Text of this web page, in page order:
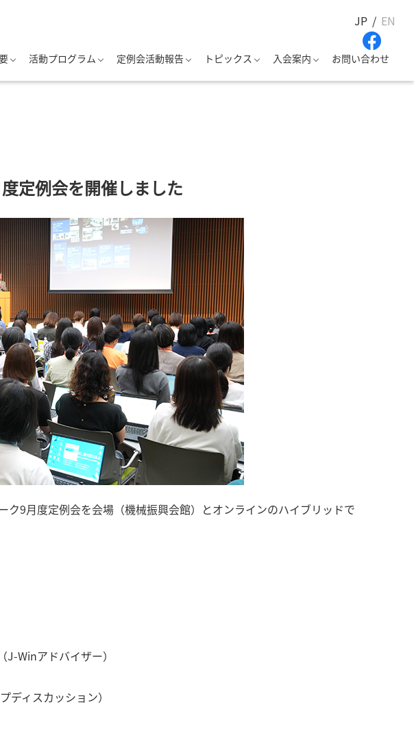
JP EN
活動プログラム 定例会活動報告 トピックス 入会案内 お問い合わせ
定例会を開催しました
9月度定例会を会場（機械振興会館）とオンラインのハイブリッドで
アドバイザー）
ィスカッション）